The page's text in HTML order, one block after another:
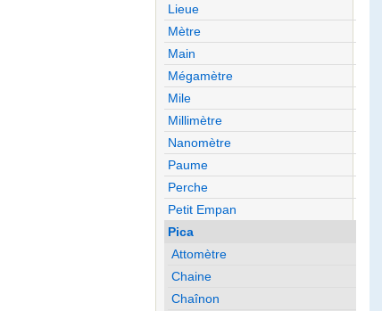
Lieue
Mètre
Main
Mégamètre
Mile
Millimètre
Nanomètre
Paume
Perche
Petit Empan
Pica
Attomètre
Chaine
Chaînon